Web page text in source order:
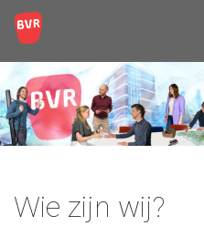
Wie zijn wij?